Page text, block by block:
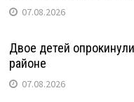
07.08.2026
Двое детей
районе
07.08.2026